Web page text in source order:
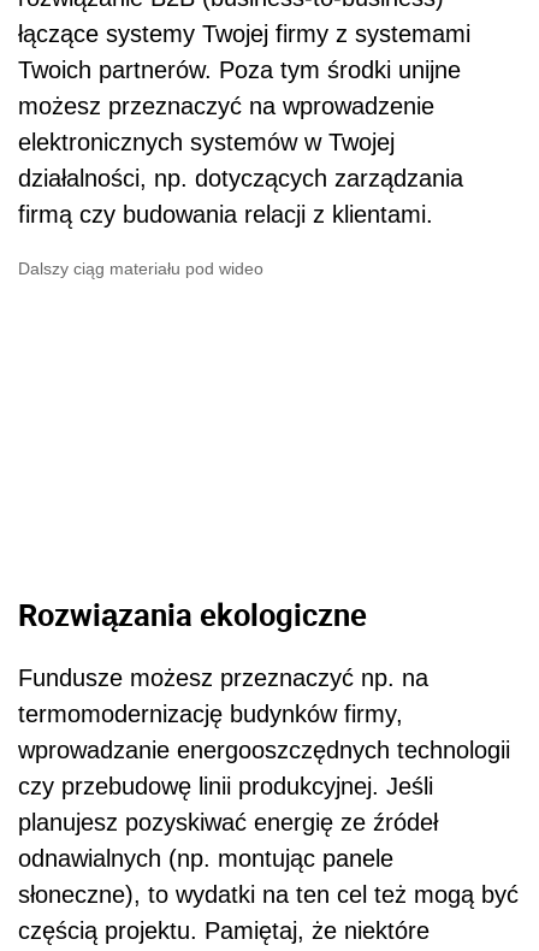
łączące systemy Twojej firmy z systemami
Twoich partnerów. Poza tym środki unijne
możesz przeznaczyć na wprowadzenie
elektronicznych systemów w Twojej
działalności, np. dotyczących zarządzania
firmą czy budowania relacji z klientami.
Dalszy ciąg materiału pod wideo
Rozwiązania ekologiczne
Fundusze możesz przeznaczyć np. na
termomodernizację budynków firmy,
wprowadzanie energooszczędnych technologii
czy przebudowę linii produkcyjnej. Jeśli
planujesz pozyskiwać energię ze źródeł
odnawialnych (np. montując panele
słoneczne), to wydatki na ten cel też mogą być
częścią projektu. Pamiętaj, że niektóre